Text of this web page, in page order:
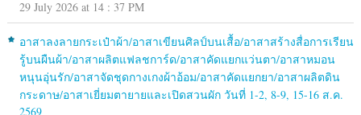
29 July 2026 at 14 : 37 PM
อาสาลงลายกระเป๋าผ้า/อาสาเขียนศิลป์บนเสื้อ/อาสาสร้างสื่อการเรียน
รู้บนผืนผ้า/อาสาผลิตแฟลชการ์ด/อาสาคัดแยกแว่นตา/อาสาหมอน
หนุนอุ่นรัก/อาสาจัดชุดกางเกงผ้าอ้อม/อาสาคัดแยกยา/อาสาผลิตดิน
กระดาษ/อาสาเยี่ยมตายายและเปิดสวนผัก วันที่ 1-2, 8-9, 15-16 ส.ค.
2569